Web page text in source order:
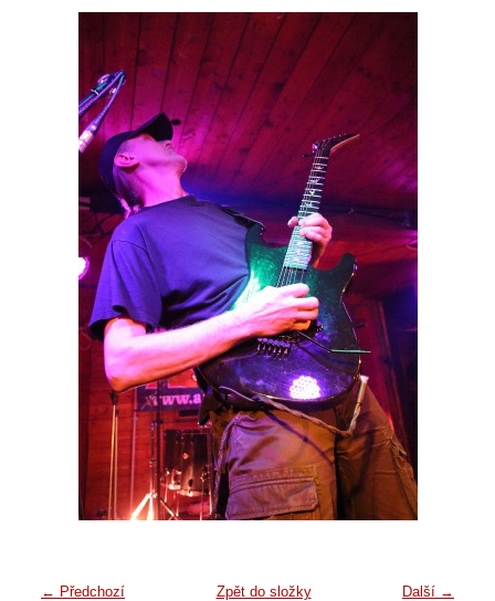
← Předchozí Další →
Zpět do složky